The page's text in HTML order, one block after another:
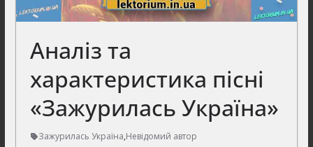
Аналіз та
характеристика пісні
«Зажурилась Україна»
Зажурилась Україна,Невідомий автор